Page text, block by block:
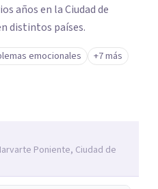
años en la Ciudad de
distintos países.
emocionales +7 más
Poniente, Ciudad de